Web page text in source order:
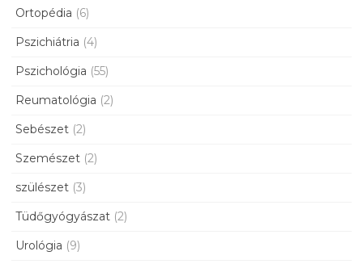
Ortopédia (6)
Pszichiátria (4)
Pszichológia (55)
Reumatológia (2)
Sebészet (2)
Szemészet (2)
szülészet (3)
Tüdőgyógyászat (2)
Urológia (9)